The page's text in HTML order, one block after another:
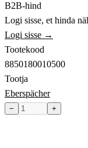
B2B-hind
Logi sisse, et hinda
Logi sisse →
Tootekood
8850180010500
Tootja
Eberspächer
− +